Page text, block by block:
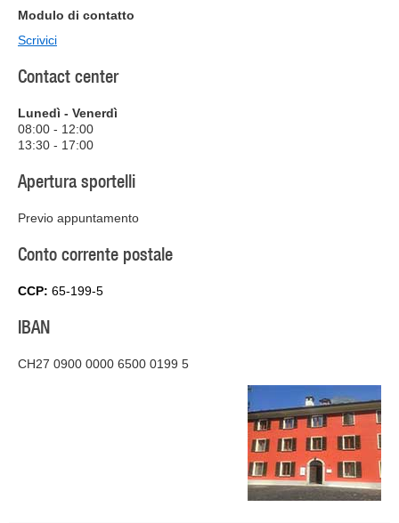
Modulo di contatto
Scrivici
Contact center
Lunedì - Venerdì
08:00 - 12:00
13:30 - 17:00
Apertura sportelli
Previo appuntamento
Conto corrente postale
CCP: 65-199-5
IBAN
CH27 0900 0000 6500 0199 5